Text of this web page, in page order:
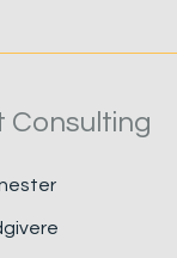
Consulting